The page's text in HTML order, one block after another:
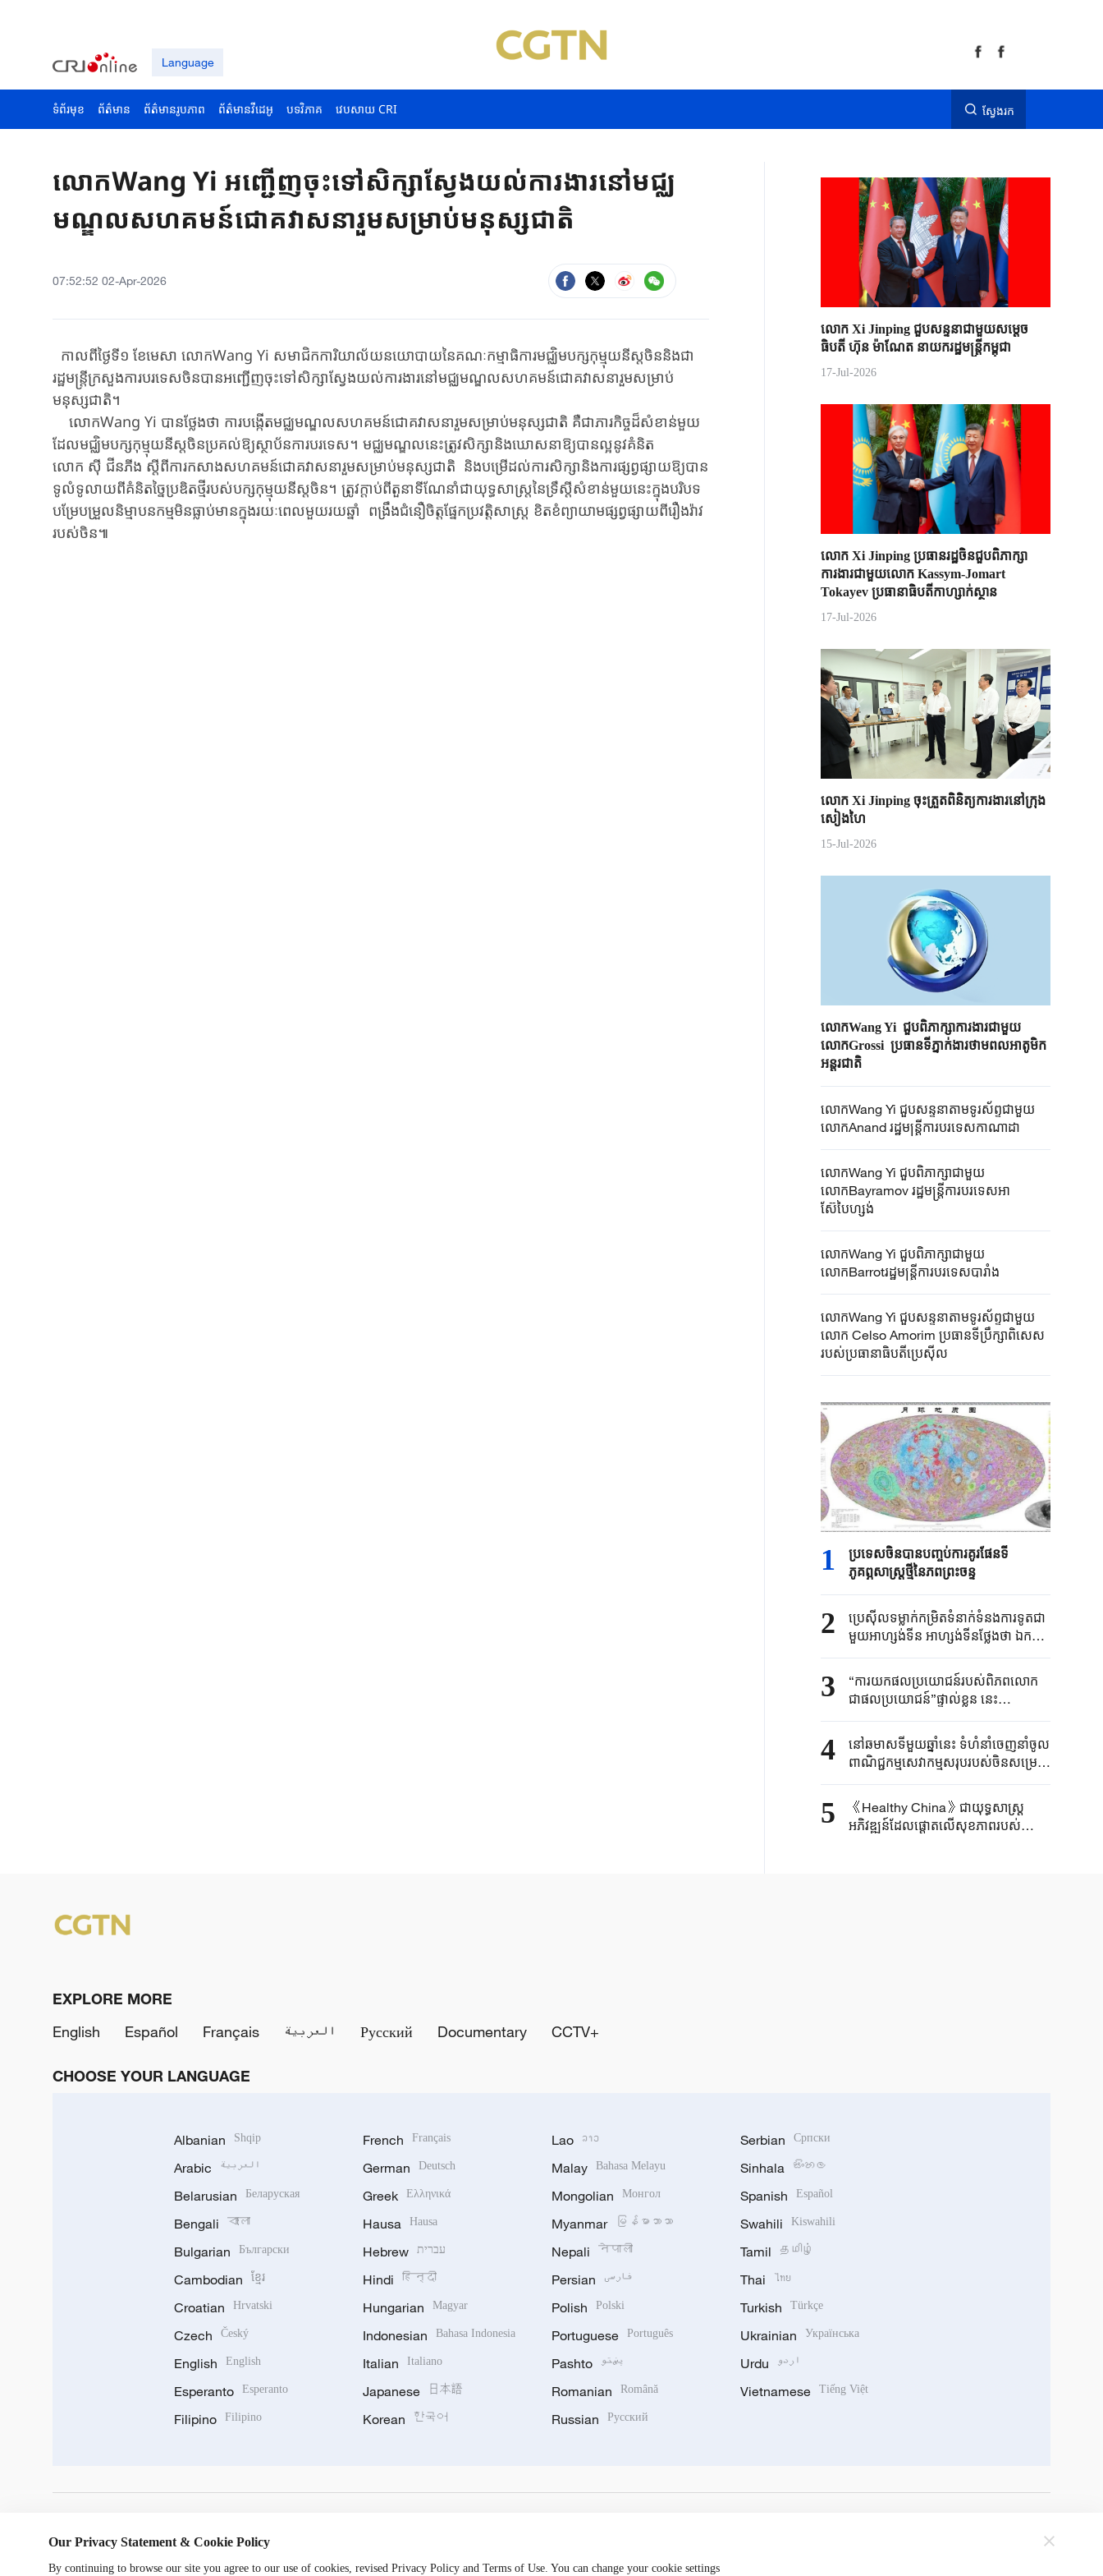
Language
ទំព័រមុខ ព័ត៌មាន ព័ត៌មានរូបភាព ព័ត៌មានវីដេអូ បទវិភាគ វេបសាយ CRI ស្វែងរក
លោកWang Yi អញ្ជើញចុះទៅសិក្សាស្វែងយល់ការងារនៅមជ្ឈ
មណ្ឌលសហគមន៍ជោគវាសនារួមសម្រាប់មនុស្សជាតិ
07:52:52 02-Apr-2026
កាលពីថ្ងៃទី១ ខែមេសា លោកWang Yi សមាជិកការិយាល័យនយោបាយនៃគណៈកម្មាធិការមជ្ឈិមបក្សកុម្មុយនីស្តចិននិងជា
រដ្ឋមន្រ្តីក្រសួងការបរទេសចិនបានអញ្ជើញចុះទៅសិក្សាស្វែងយល់ការងារនៅមជ្ឈមណ្ឌលសហគមន៍ជោគវាសនារួមសម្រាប់
មនុស្សជាតិ។
លោកWang Yi បានថ្លែងថា ការបង្កើតមជ្ឈមណ្ឌលសហគមន៍ជោគវាសនារួមសម្រាប់មនុស្សជាតិ គឺជាភារកិច្ចដ៏សំខាន់មួយ
ដែលមជ្ឈិមបក្សកុម្មុយនីស្តចិនប្រគល់ឱ្យស្ថាប័នការបរទេស។ មជ្ឈមណ្ឌលនេះត្រូវសិក្សានិងឃោសនាឱ្យបានល្អនូវគំនិត
លោក ស៊ី ជីនភីង ស្តីពីការកសាងសហគមន៍ជោគវាសនារួមសម្រាប់មនុស្សជាតិ និងបម្រើដល់ការសិក្សានិងការផ្សព្វផ្សាយឱ្យបាន
ទូលំទូលាយពីគំនិតច្នៃប្រឌិតថ្មីរបស់បក្សកុម្មុយនីស្តចិន។ ត្រូវក្តាប់ពីតួនាទីណែនាំជាយុទ្ធសាស្រ្តនៃទ្រឹស្តីសំខាន់មួយនេះក្នុងបរិបទ
បម្រែបម្រួលនិម្មាបនកម្មមិនធ្លាប់មានក្នុងរយៈពេលមួយរយឆ្នាំ ពង្រឹងជំនឿចិត្តផ្នែកប្រវត្តិសាស្ត្រ ខិតខំព្យាយាមផ្សព្វផ្សាយពីរឿងរ៉ាវ
របស់ចិន៕
លោក Xi Jinping ជួបសន្ទនាជាមួយសម្តេច
ធិបតី ហ៊ុន ម៉ាណែត នាយករដ្ឋមន្ត្រីកម្ពុជា
17-Jul-2026
លោក Xi Jinping ប្រធានរដ្ឋចិន​ជួបពិភាក្សា​
ការងារជាមួយ​លោក Kassym-Jomart ​
Tokayev ​ប្រធានាធិបតី​កាហ្សាក់ស្ថាន​
17-Jul-2026
លោក Xi Jinping ចុះត្រួតពិនិត្យការងារនៅក្រុង
សៀងហៃ
15-Jul-2026
លោកWang Yi ជួបពិភាក្សាការងារជាមួយ
លោកGrossi ប្រធានទីភ្នាក់ងារថាមពលអាតូមិក
អន្តរជាតិ
លោកWang Yi ជួបសន្ទនាតាមទូរស័ព្ទជាមួយ
លោកAnand​​ រដ្ឋមន្ត្រីការបរទេសកាណាដា
លោកWang Yi ជួបពិភាក្សាជាមួយ
លោកBayramov រដ្ឋមន្ត្រីការបរទេសអា
ស៊ែបៃហ្សង់
លោកWang Yi ជួបពិភាក្សាជាមួយ
លោកBarrotរដ្ឋមន្ត្រីការបរទេសបារាំង
លោកWang Yi ជួបសន្ទនាតាមទូរស័ព្ទជាមួយ
លោក Celso Amorim ប្រធានទីប្រឹក្សាពិសេស
របស់ប្រធានាធិបតីប្រេស៊ីល
1
ប្រទេសចិនបាន​បញ្ចប់ការគូរផែនទី​
ភូគព្ភសាស្ត្រ​ថ្មីនៃភពព្រះចន្ទ​​
2
ប្រេស៊ីល​ទម្លាក់កម្រិត​ទំនាក់ទំនង​ការទូត​ជា
មួយអាហ្សង់ទីន ​អាហ្សង់ទីនថ្លែងថា ​ឯកអគ្គ
រដ្ឋទូត​របស់ខ្លួន​ប្រចាំប្រេស៊ីលនឹង​ "​ធ្វើ
មាតុភូមិនិវត្តន៍​ដើម្បីឈប់​សម្រាក"​
3
“ការយកផលប្រយោជន៍របស់ពិភពលោក
ជាផលប្រយោជន៍”ផ្ទាល់ខ្លួន នេះ
បង្ហាញពីអារម្មរណ៍ការទូត និងទំនួលខុស
ត្រូវរបស់ប្រមុខរដ្ឋចិន
4
នៅឆមាសទីមួយឆ្នាំនេះ ទំហំនាំចេញនាំចូល
ពាណិជ្ជកម្មសេវាកម្មសរុបរបស់ចិនសម្រេច
បានកំណើនល្បឿនបង្គួរ
5
《Healthy China》​ជា​យុទ្ធសាស្ត្រ​
អភិវឌ្ឍន៍​ដែលផ្តោត​លើ​សុខភាព​របស់​
EXPLORE MORE
English
Español Français العربية Русский Documentary CCTV+
CHOOSE YOUR LANGUAGE
Albanian Shqip
Arabic العربية
Belarusian Беларуская
Bengali বাংলা
Bulgarian Български
Cambodian ខ្មែរ
Croatian Hrvatski
Czech Český
English English
Esperanto Esperanto
Filipino Filipino
French Français
German Deutsch
Greek Ελληνικά
Hausa Hausa
Hebrew עברית
Hindi हिन्दी
Hungarian Magyar
Indonesian Bahasa Indonesia
Italian Italiano
Japanese 日本語
Korean 한국어
Lao ລາວ
Malay Bahasa Melayu
Mongolian Монгол
Myanmar မြန်မာဘာသာ
Nepali नेपाली
Persian فارسی
Polish Polski
Portuguese Português
Pashto پښتو
Romanian Română
Russian Русский
Serbian Српски
Sinhala සිංහල
Spanish Español
Swahili Kiswahili
Tamil தமிழ்
Thai ไทย
Turkish Türkçe
Ukrainian Українська
Urdu اردو
Vietnamese Tiếng Việt
Our Privacy Statement & Cookie Policy
By continuing to browse our site you agree to our use of cookies, revised Privacy Policy and Terms of Use. You can change your cookie settings